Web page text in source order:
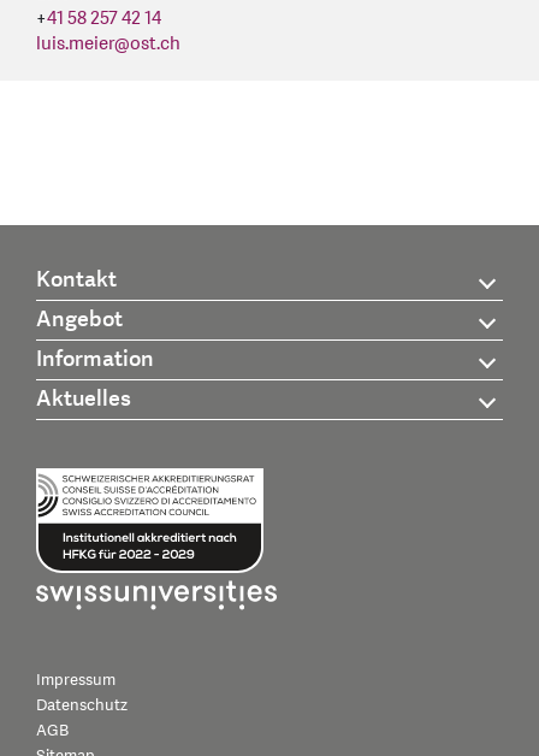
+41 58 257 42 14
luis.meier@ost.ch
Kontakt
Angebot
Information
Aktuelles
Impressum
Datenschutz
AGB